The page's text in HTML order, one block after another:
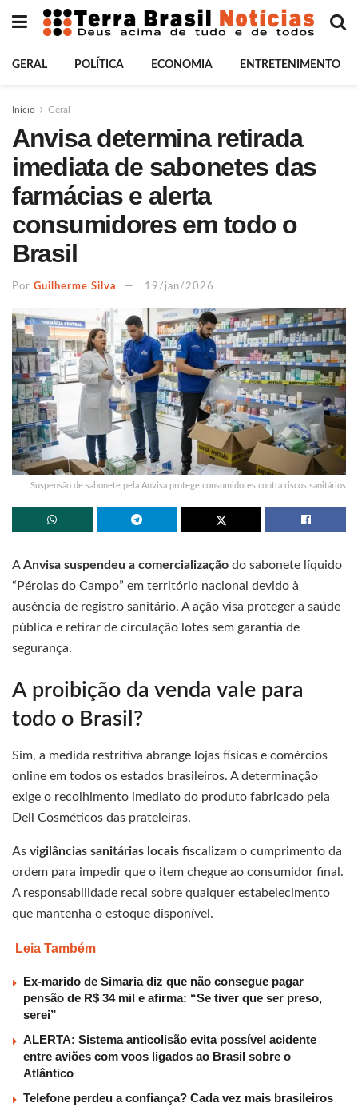
GERAL POLÍTICA ECONOMIA ENTRETENIMENTO
Início Geral
Anvisa determina retirada
imediata de sabonetes das
farmácias e alerta
consumidores em todo o
Brasil
Por Guilherme Silva 19/jan/2026
Suspensão de sabonete pela Anvisa protege consumidores contra riscos sanitários
AAnvisa suspendeu a comercialização do sabonete líquido
“Pérolas do Campo” em território nacional devido à
ausência de registro sanitário. A ação visa proteger a saúde
pública e retirar de circulação lotes sem garantia de
segurança.
A proibição da venda vale para
todo o Brasil?
Sim, a medida restritiva abrange lojas físicas e comércios
online em todos os estados brasileiros. A determinação
exige o recolhimento imediato do produto fabricado pela
Dell Cosméticos das prateleiras.
As vigilâncias sanitárias locais fiscalizam o cumprimento da
ordem para impedir que o item chegue ao consumidor final.
A responsabilidade recai sobre qualquer estabelecimento
que mantenha o estoque disponível.
Leia Também
Ex-marido de Simaria diz que não consegue pagar
pensão de R$ 34 mil e afirma: “Se tiver que ser preso,
serei”
ALERTA: Sistema anticolisão evita possível acidente
entre aviões com voos ligados ao Brasil sobre o
Atlântico
Telefone perdeu a confiança? Cada vez mais brasileiros